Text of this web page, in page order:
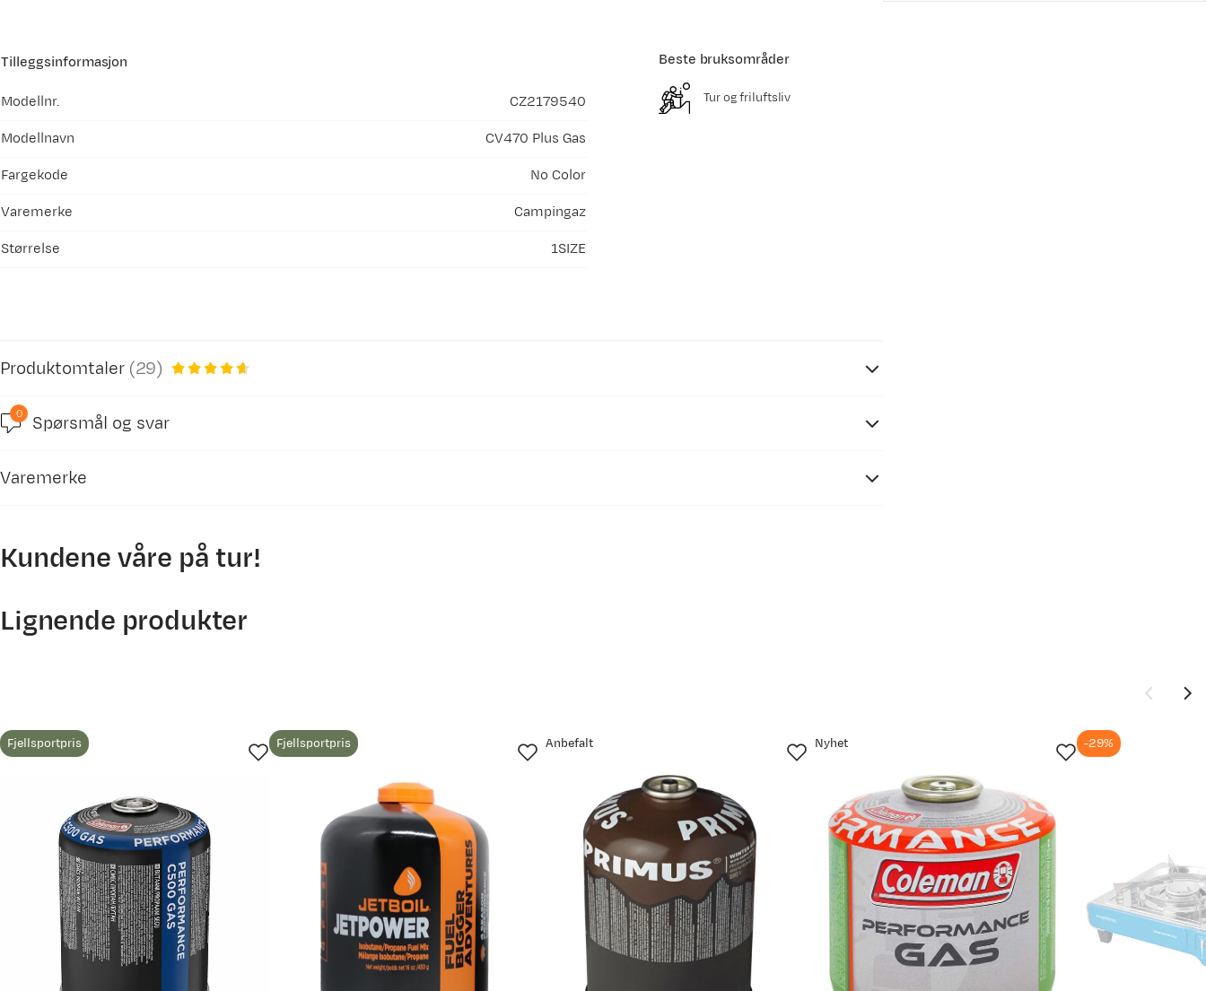
Tilleggsinformasjon
Modellnr.
CZ2179540
Modellnavn
CV470 Plus Gas
Fargekode
No Color
Varemerke
Campingaz
Størrelse
1SIZE
Beste bruksområder
Tur og friluftsliv
Produktomtaler (29)
4.6
Karl S
Bekreftet kjøper
11 måneder siden
Bekreftet kjøper
Kjøpt størrelse: 1SIZE
Valgt farge: No Color
Passer kun til Campingaz brennere, men det har jeg jo😉
0 Spørsmål og svar
Varemerke
Kundene våre på tur!
Lignende produkter
Fjellsportpris Fjellsportpris Anbefalt Nyhet -29%